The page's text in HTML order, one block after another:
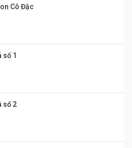
Cô Đặc
số 1
số 2